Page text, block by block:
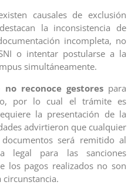
causales de exclusión
la inconsistencia de
incompleta, no
o intentar postularse a la
simultáneamente.
no reconoce gestorespara
por lo cual el trámite es
la presentación de la
advirtieron que cualquier
será remitido al
legal para las sanciones
los pagos realizados no son